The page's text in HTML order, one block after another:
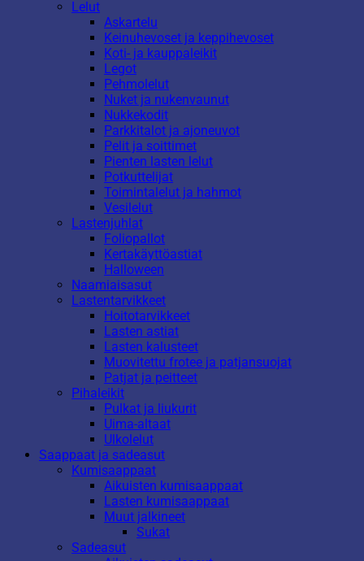
Lelut
Askartelu
Keinuhevoset ja keppihevoset
Koti- ja kauppaleikit
Legot
Pehmolelut
Nuket ja nukenvaunut
Nukkekodit
Parkkitalot ja ajoneuvot
Pelit ja soittimet
Pienten lasten lelut
Potkuttelijat
Toimintalelut ja hahmot
Vesilelut
Lastenjuhlat
Foliopallot
Kertakäyttöastiat
Halloween
Naamiaisasut
Lastentarvikkeet
Hoitotarvikkeet
Lasten astiat
Lasten kalusteet
Muovitettu frotee ja patjansuojat
Patjat ja peitteet
Pihaleikit
Pulkat ja liukurit
Uima-altaat
Ulkolelut
Saappaat ja sadeasut
Kumisaappaat
Aikuisten kumisaappaat
Lasten kumisaappaat
Muut jalkineet
Sukat
Sadeasut